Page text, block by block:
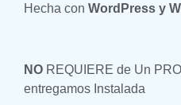
Hecha con WordPress y
NO REQUIERE de Un
entregamos Instalada